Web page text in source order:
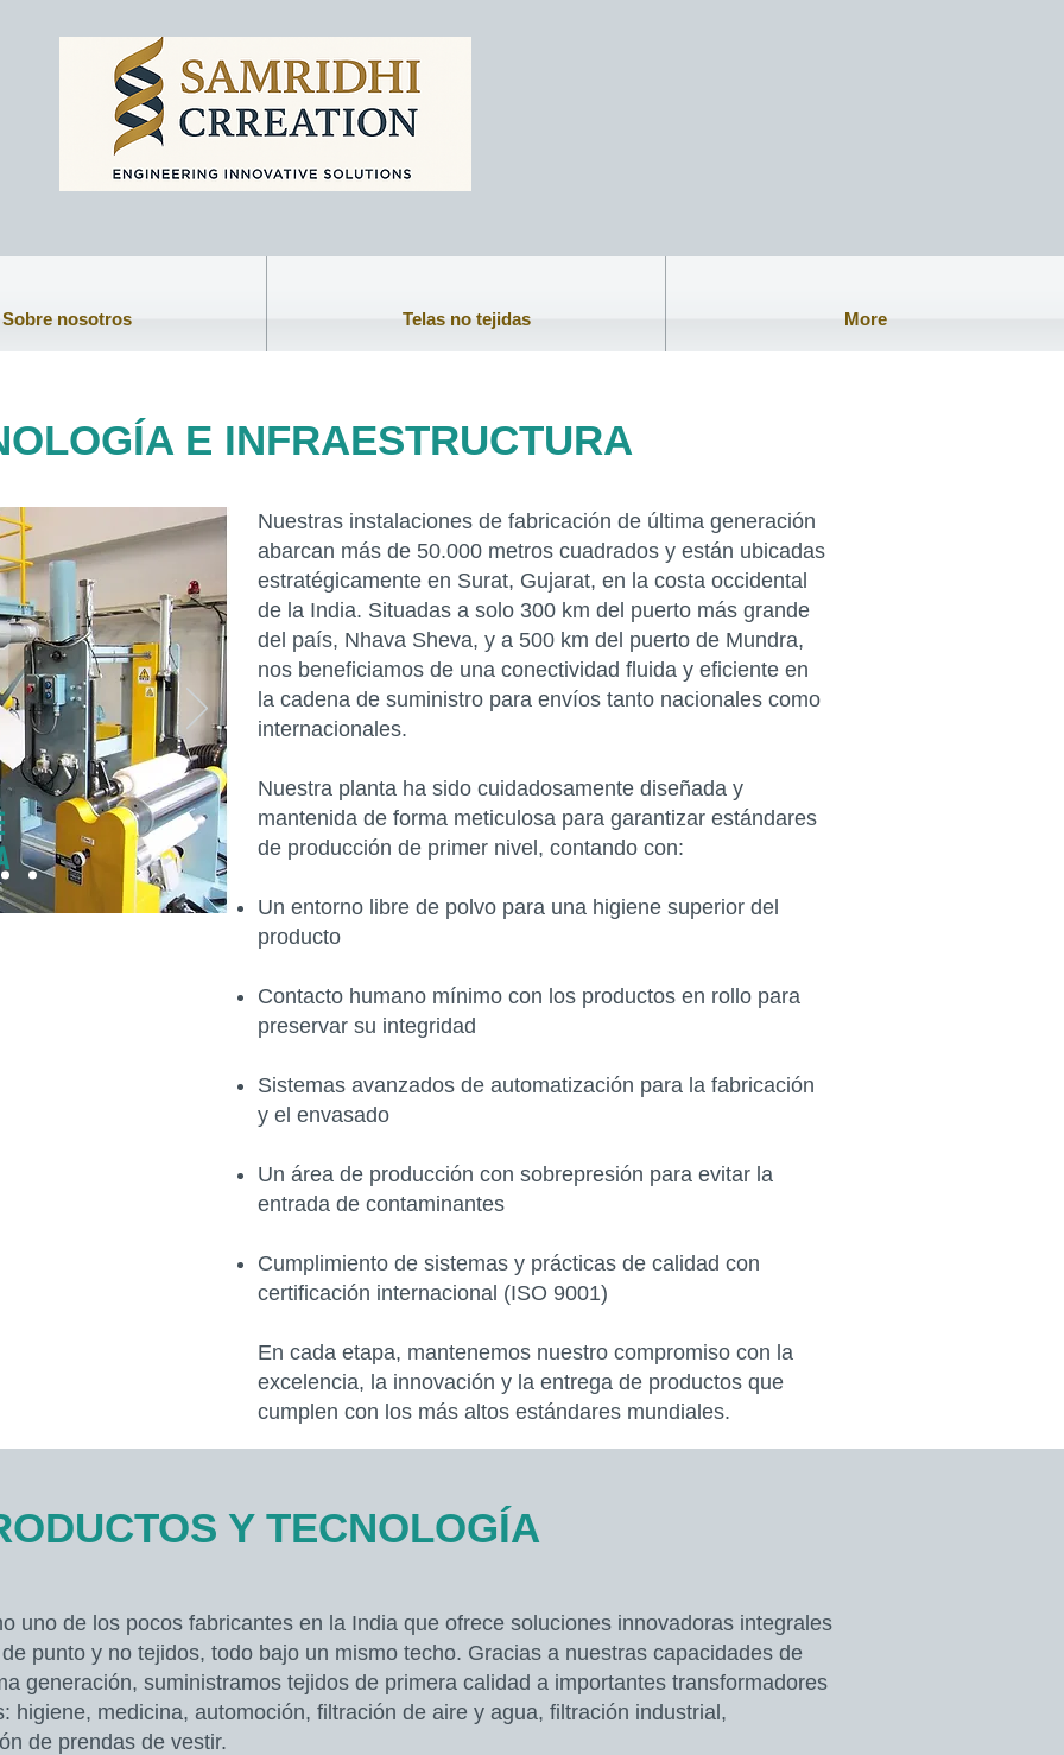
Sobre nosotros Telas no tejidas More
E INFRAESTRUCTURA
Nuestras instalaciones de fabricación de última generación
abarcan más de 50.000 metros cuadrados y están ubicadas
estratégicamente en Surat, Gujarat, en la costa occidental
de la India. Situadas a solo 300 km del puerto más grande
del país, Nhava Sheva, y a 500 km del puerto de Mundra,
nos beneficiamos de una conectividad fluida y eficiente en
la cadena de suministro para envíos tanto nacionales como
internacionales.
Nuestra planta ha sido cuidadosamente diseñada y
mantenida de forma meticulosa para garantizar estándares
de producción de primer nivel, contando con:
Un entorno libre de polvo para una higiene superior del
producto
Contacto humano mínimo con los productos en rollo para
preservar su integridad
Sistemas avanzados de automatización para la fabricación
y el envasado
Un área de producción con sobrepresión para evitar la
entrada de contaminantes
Cumplimiento de sistemas y prácticas de calidad con
certificación internacional (ISO 9001)
En cada etapa, mantenemos nuestro compromiso con la
excelencia, la innovación y la entrega de productos que
cumplen con los más altos estándares mundiales.
Y TECNOLOGÍA
uno de los pocos fabricantes en la India que ofrece soluciones innovadoras integrales
punto y no tejidos, todo bajo un mismo techo. Gracias a nuestras capacidades de
generación, suministramos tejidos de primera calidad a importantes transformadores
higiene, medicina, automoción, filtración de aire y agua, filtración industrial,
de prendas de vestir.